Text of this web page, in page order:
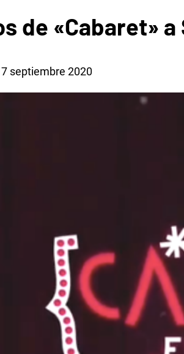
de «Cabaret» a
septiembre 2020